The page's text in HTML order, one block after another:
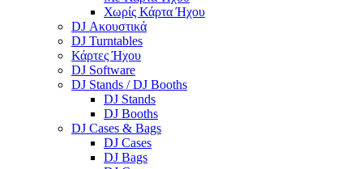
Χωρίς Κάρτα Ήχου
DJ Ακουστικά
DJ Turntables
Κάρτες Ήχου
DJ Software
DJ Stands / DJ Booths
DJ Stands
DJ Booths
DJ Cases & Bags
DJ Cases
DJ Bags